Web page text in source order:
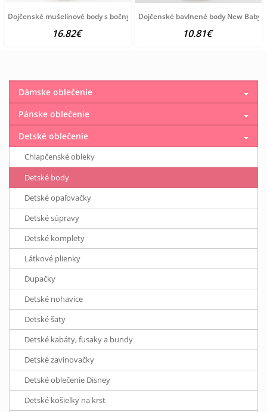
Dojčenské mušelínové body s bočným zaviazovaním New Baby
16.82€
Dojčenské bavlnené body New Baby
10.81€
Dámske oblečenie
Pánske oblečenie
Detské oblečenie
Chlapčenské obleky
Detské body
Detské opaľovačky
Detské súpravy
Detské komplety
Látkové plienky
Dupačky
Detské nohavice
Detské šaty
Detské kabáty, fusaky a bundy
Detské zavinovačky
Detské oblečenie Disney
Detské košielky na krst